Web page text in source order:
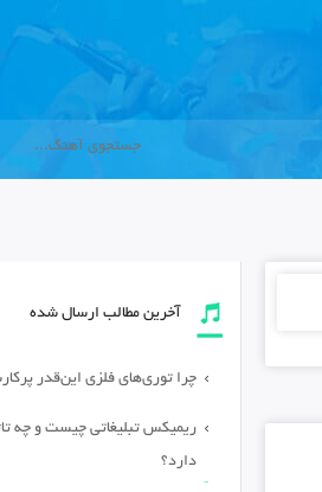
آخرین مطالب ارسال شده
چرا توری‌های فلزی این‌قدر
ریمیکس تبلیغاتی چیست و چه
دارد؟